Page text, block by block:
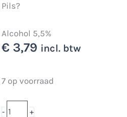
Pils?
Alcohol 5,5%
€ 3,79 incl. btw
7 op voorraad
-
Prins
Ale
+